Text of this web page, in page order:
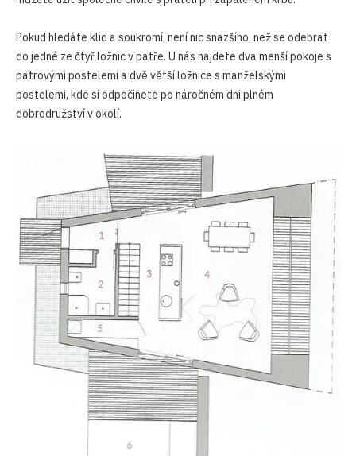
Pokud hledáte klid a soukromí, není nic snazšího, než se odebrat
do jedné ze čtyř ložnic v patře. U nás najdete dva menší pokoje s
patrovými postelemi a dvě větší ložnice s manželskými
postelemi, kde si odpočinete po náročném dni plném
dobrodružství v okolí.